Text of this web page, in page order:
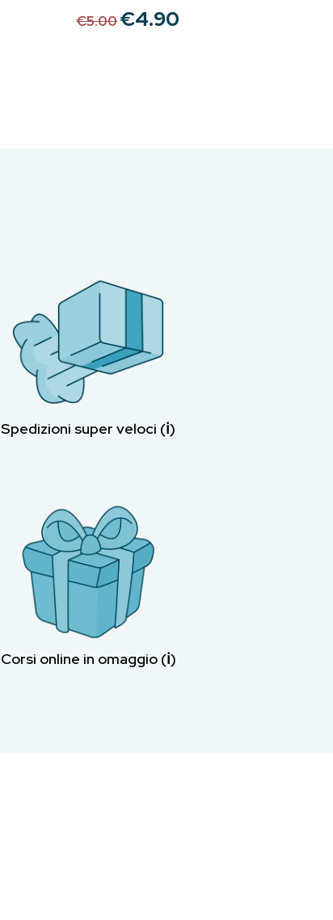
€5.00Il
€4.90
Spedizioni super veloci (ℹ︎)
Corsi online in omaggio (ℹ︎)